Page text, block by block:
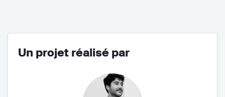
Un projet réalisé par